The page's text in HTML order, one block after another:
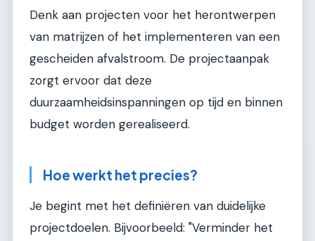
Denk aan projecten voor het herontwerpen
van matrijzen of het implementeren van een
gescheiden afvalstroom. De projectaanpak
zorgt ervoor dat deze
duurzaamheidsinspanningen op tijd en binnen
budget worden gerealiseerd.
Hoe werkt het precies?
Je begint met het definiëren van duidelijke
projectdoelen. Bijvoorbeeld: "Verminder het